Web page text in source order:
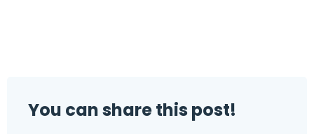
You can share this post!